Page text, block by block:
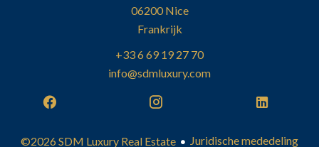
06200Nice
Frankrijk
+33 6 69 19 27 70
info@sdmluxury.com
©2026 SDM Luxury Real Estate Juridische mededeling